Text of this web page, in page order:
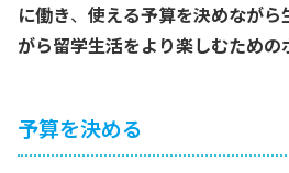
に働き、 使える予算を決めながら
がら留学生活をより楽しむための
予算を決める